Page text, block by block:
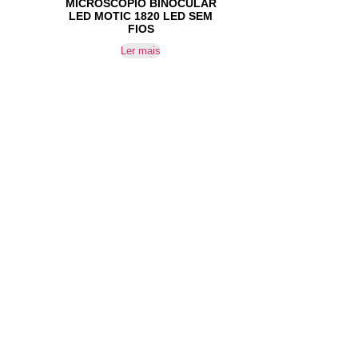
MICROSCÓPIO BINOCULAR
LED MOTIC 1820 LED SEM
FIOS
Ler mais